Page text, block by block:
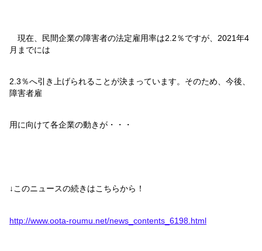
現在、民間企業の障害者の法定雇用率は2.2％ですが、 2021年4
月までには
2.3％へ引き上げられることが決まっています。そのため、今後、
障害者雇
用に向けて各企業の動きが・・・
↓このニュースの続きはこちらから！
http://www.oota-roumu.net/news_contents_6198.html